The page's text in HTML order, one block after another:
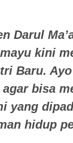
Darul
kini
Baru.
bisa
yang
hidup